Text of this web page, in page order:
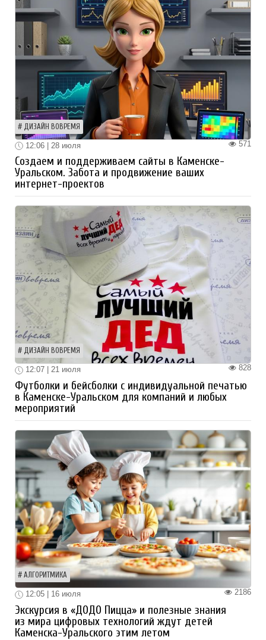
ДИЗАЙН ВОВРЕМЯ
571
12:06 | 28 июля
Создаем и поддерживаем сайты в Каменске-
Уральском. Забота и продвижение ваших
интернет-проектов
ДИЗАЙН ВОВРЕМЯ
828
12:07 | 21 июля
Футболки и бейсболки с индивидуальной печатью
в Каменске-Уральском для компаний и любых
мероприятий
АЛГОРИТМИКА
2186
12:05 | 16 июля
Экскурсия в «ДОДО Пицца» и полезные знания
из мира цифровых технологий ждут детей
Каменска-Уральского этим летом